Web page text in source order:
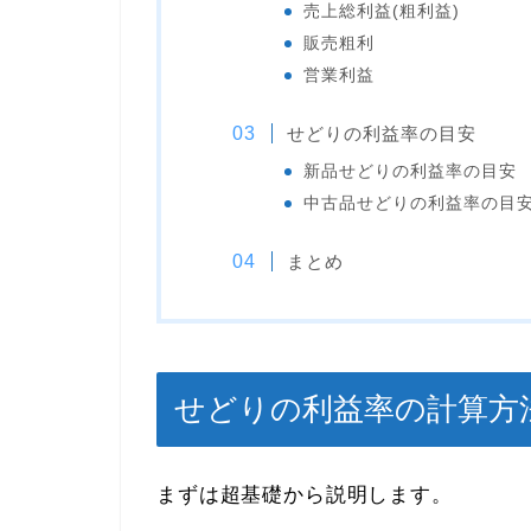
売上総利益(粗利益)
販売粗利
営業利益
せどりの利益率の目安
新品せどりの利益率の目安
中古品せどりの利益率の目
まとめ
せどりの利益率の計算方
まずは超基礎から説明します。